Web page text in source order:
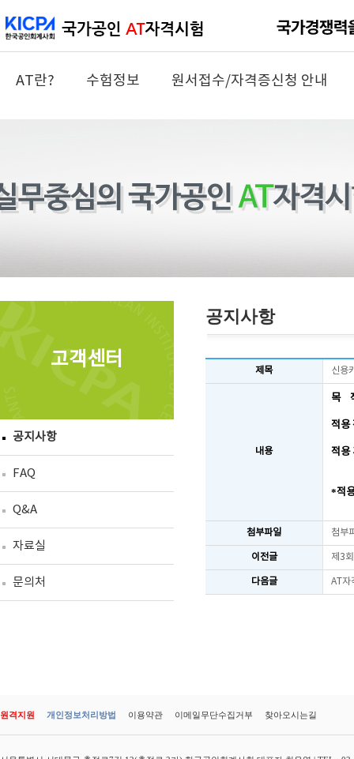
AT란? 수험정보 원서접수/자격증신청 안내
고객센터
공지사항
FAQ
Q&A
자료실
문의처
공지사항
제목 신용
내용
목
적용
적용
*적
첨부파일 첨부
이전글 제3
다음글 AT자
원격지원 개인정보처리방법 이용약관 이메일무단수집거부 찾아오시는길